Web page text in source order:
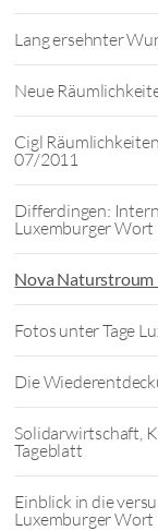
Lang ersehnter
Neue
Cigl
07/2011
Differdingen:
Luxemburger Wort
Nova
Fotos unter Tage
Die
Solidarwirtschaft,
Tageblatt
Einblick in die
Luxemburger Wort